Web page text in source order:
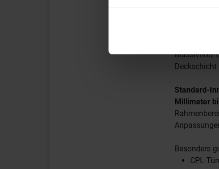
2.
Ob eine
Türblatts
Massivholz
Deckschicht
Standard-
Millimeter
Besonders
CPL-